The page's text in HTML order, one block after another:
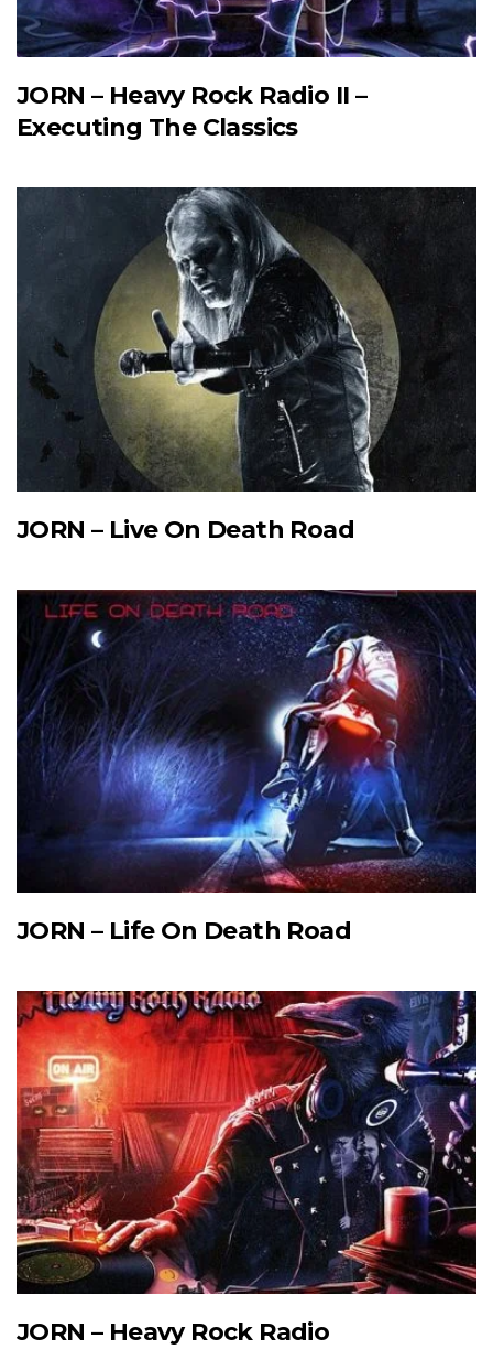
JORN – Heavy Rock Radio II –
Executing The Classics
JORN – Live On Death Road
JORN – Life On Death Road
JORN – Heavy Rock Radio